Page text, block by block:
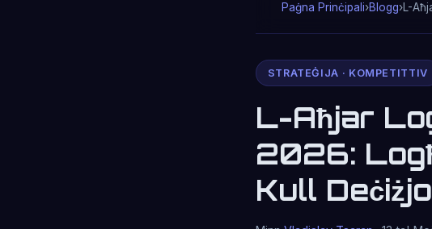
Paġna Prinċipali›Blogg›L-
STRATEĠIJA · KOMPETITTIV
L-Aħjar
2026:
Kull